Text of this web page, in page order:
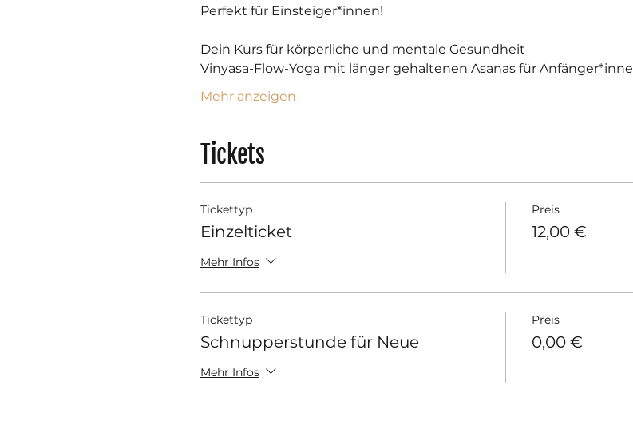
Perfekt für Einsteiger*innen!
Dein Kurs für körperliche und mentale Gesundheit
Vinyasa-Flow-Yoga mit länger gehaltenen Asanas für
Mehr anzeigen
Tickets
Tickettyp
Einzelticket
Mehr Infos
Preis
12,00 €
Tickettyp
Schnupperstunde für Neue
Mehr Infos
Preis
0,00 €